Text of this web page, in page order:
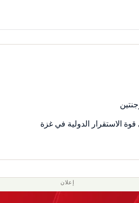
الاستقرار الدولية في غزة
إعلان